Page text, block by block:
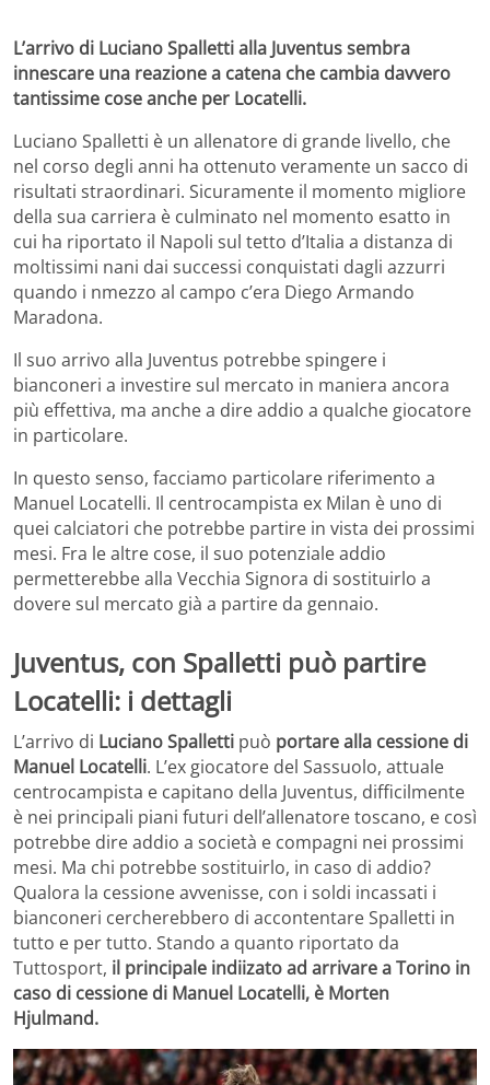
L’arrivo di Luciano Spalletti alla Juventus sembra
innescare una reazione a catena che cambia davvero
tantissime cose anche per Locatelli.
Luciano Spalletti è un allenatore di grande livello, che
nel corso degli anni ha ottenuto veramente un sacco di
risultati straordinari. Sicuramente il momento migliore
della sua carriera è culminato nel momento esatto in
cui ha riportato il Napoli sul tetto d’Italia a distanza di
moltissimi nani dai successi conquistati dagli azzurri
quando i nmezzo al campo c’era Diego Armando
Maradona.
Il suo arrivo alla Juventus potrebbe spingere i
bianconeri a investire sul mercato in maniera ancora
più effettiva, ma anche a dire addio a qualche giocatore
in particolare.
In questo senso, facciamo particolare riferimento a
Manuel Locatelli. Il centrocampista ex Milan è uno di
quei calciatori che potrebbe partire in vista dei prossimi
mesi. Fra le altre cose, il suo potenziale addio
permetterebbe alla Vecchia Signora di sostituirlo a
dovere sul mercato già a partire da gennaio.
Juventus, con Spalletti può partire
Locatelli: i dettagli
L’arrivo di Luciano Spalletti può portare alla cessione di
Manuel Locatelli. L’ex giocatore del Sassuolo, attuale
centrocampista e capitano della Juventus, difficilmente
è nei principali piani futuri dell’allenatore toscano, e così
potrebbe dire addio a società e compagni nei prossimi
mesi. Ma chi potrebbe sostituirlo, in caso di addio?
Qualora la cessione avvenisse, con i soldi incassati i
bianconeri cercherebbero di accontentare Spalletti in
tutto e per tutto. Stando a quanto riportato da
Tuttosport, il principale indiizato ad arrivare a Torino in
caso di cessione di Manuel Locatelli, è Morten
Hjulmand.